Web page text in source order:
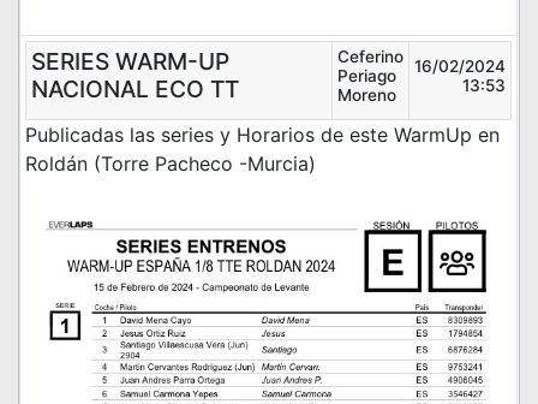
SERIES WARM-UP
NACIONAL ECO TT
Ceferino
Periago
Moreno
16/02/2024
13:53
Publicadas las series y Horarios de este WarmUp en
Roldán (Torre Pacheco -Murcia)